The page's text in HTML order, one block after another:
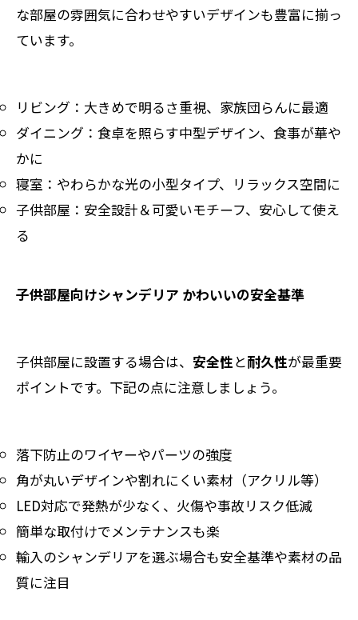
な部屋の雰囲気に合わせやすいデザインも豊富に揃っ
ています。
リビング：大きめで明るさ重視、家族団らんに最適
ダイニング：食卓を照らす中型デザイン、食事が華や
かに
寝室：やわらかな光の小型タイプ、リラックス空間に
子供部屋：安全設計＆可愛いモチーフ、安心して使え
る
子供部屋向けシャンデリア かわいいの安全基準
子供部屋に設置する場合は、 安全性と耐久性が最重要
ポイントです。下記の点に注意しましょう。
落下防止のワイヤーやパーツの強度
角が丸いデザインや割れにくい素材（アクリル等）
LED対応で発熱が少なく、火傷や事故リスク低減
簡単な取付けでメンテナンスも楽
輸入のシャンデリアを選ぶ場合も安全基準や素材の品
質に注目